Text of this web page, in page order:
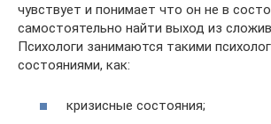
чувствует и понимает что он не в
самостоятельно найти выход из
Психологи занимаются такими
состояниями, как:
кризисные состояния;